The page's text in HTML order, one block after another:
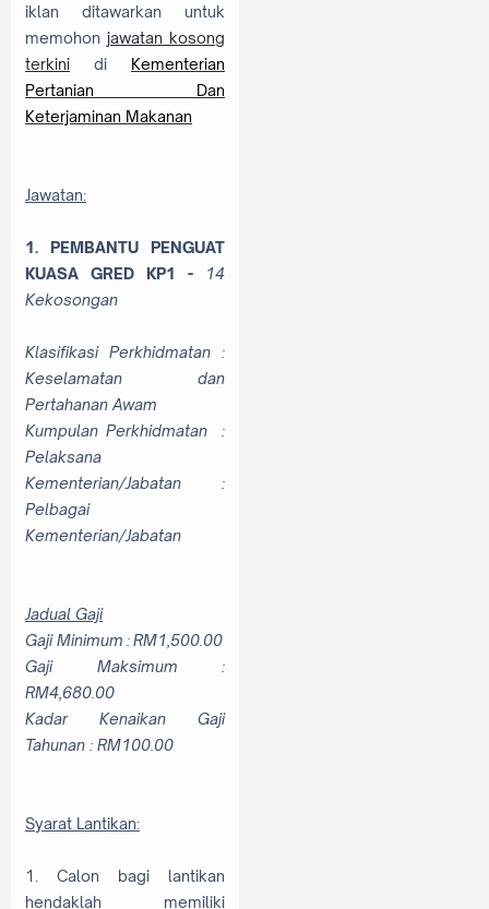
iklan ditawarkan untuk
memohon jawatan kosong
terkini di Kementerian
Pertanian Dan
Keterjaminan Makanan
Jawatan:
1. PEMBANTU PENGUAT
KUASA GRED KP1 -
14
Kekosongan
Klasifikasi Perkhidmatan :
Keselamatan dan
Pertahanan Awam
Kumpulan Perkhidmatan :
Pelaksana
Kementerian/Jabatan :
Pelbagai
Kementerian/Jabatan
Jadual Gaji
Gaji Minimum :RM1,500.00
Gaji Maksimum :
RM4,680.00
Kadar Kenaikan Gaji
Tahunan : RM100.00
Syarat Lantikan:
1. Calon bagi lantikan
hendaklah memiliki